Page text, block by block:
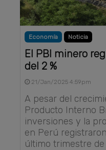
Economía Noticia
El PBI minero
del 2 %
21/Jan/2025 4:59pm
A pesar del
Producto Interno
inversiones y la
en Perú
último trimestre de